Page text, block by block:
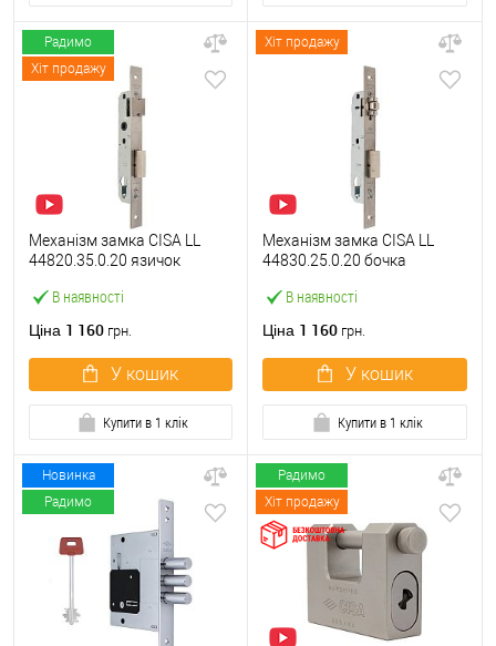
Радимо
Хіт продажу
В наявності
Механізм замка CISA LL
44820.35.0.20 язичок
нержавіюча сталь
Ціна 1 160 грн.
У кошик
Купити в 1 клік
Хіт продажу
В наявності
Механізм замка CISA LL
44830.25.0.20 бочка
нержавіюча сталь
Ціна 1 160 грн.
У кошик
Купити в 1 клік
Новинка
Радимо
Радимо
Хіт продажу